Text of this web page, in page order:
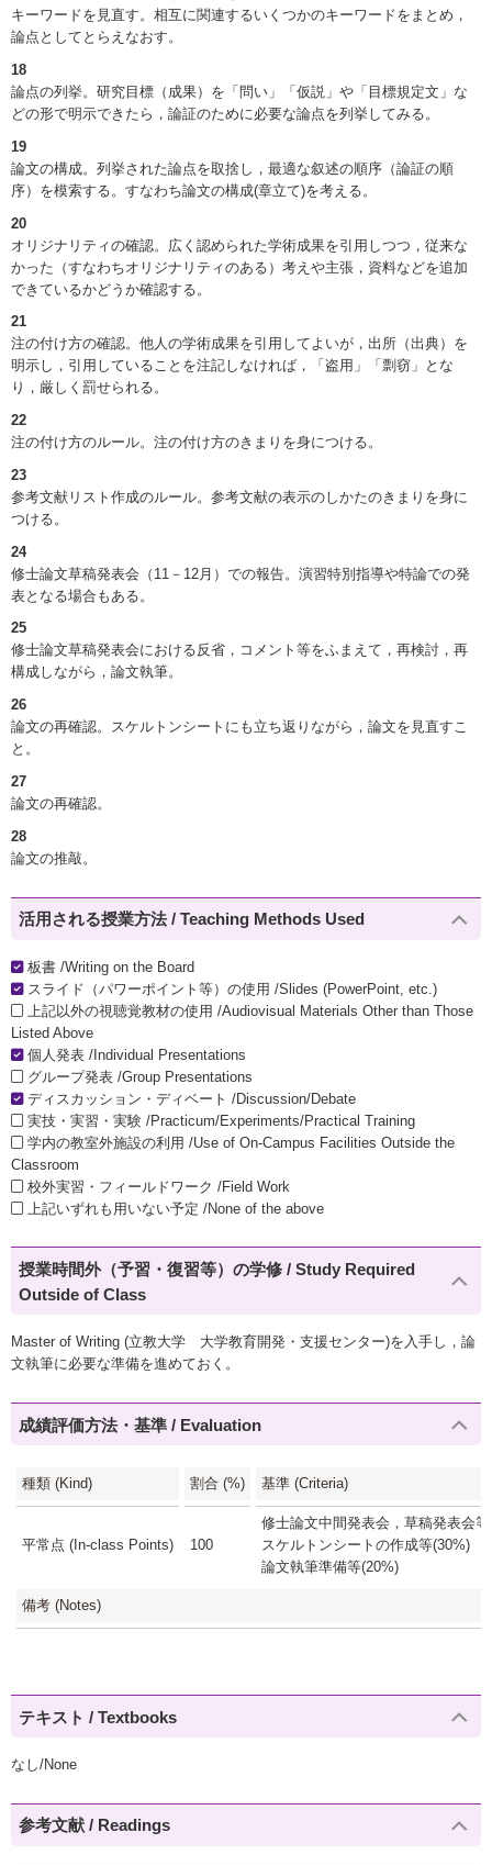
キーワードを見直す。相互に関連するいくつかのキーワードをまとめ，
論点としてとらえなおす。
18
論点の列挙。研究目標（成果）を「問い」「仮説」や「目標規定文」な
どの形で明示できたら，論証のために必要な論点を列挙してみる。
19
論文の構成。列挙された論点を取捨し，最適な叙述の順序（論証の順
序）を模索する。すなわち論文の構成(章立て)を考える。
20
オリジナリティの確認。広く認められた学術成果を引用しつつ，従来な
かった（すなわちオリジナリティのある）考えや主張，資料などを追加
できているかどうか確認する。
21
注の付け方の確認。他人の学術成果を引用してよいが，出所（出典）を
明示し，引用していることを注記しなければ，「盗用」「剽窃」とな
り，厳しく罰せられる。
22
注の付け方のルール。注の付け方のきまりを身につける。
23
参考文献リスト作成のルール。参考文献の表示のしかたのきまりを身に
つける。
24
修士論文草稿発表会（11－12月）での報告。演習特別指導や特論での発
表となる場合もある。
25
修士論文草稿発表会における反省，コメント等をふまえて，再検討，再
構成しながら，論文執筆。
26
論文の再確認。スケルトンシートにも立ち返りながら，論文を見直すこ
と。
27
論文の再確認。
28
論文の推敲。
活用される授業方法 / Teaching Methods Used
板書 /Writing on the Board
スライド（パワーポイント等）の使用 /Slides (PowerPoint, etc.)
上記以外の視聴覚教材の使用 /Audiovisual Materials Other than Those
Listed Above
個人発表 /Individual Presentations
グループ発表 /Group Presentations
ディスカッション・ディベート /Discussion/Debate
実技・実習・実験 /Practicum/Experiments/Practical Training
学内の教室外施設の利用 /Use of On-Campus Facilities Outside the
Classroom
校外実習・フィールドワーク /Field Work
上記いずれも用いない予定 /None of the above
授業時間外（予習・復習等）の学修 / Study Required
Outside of Class
Master of Writing (立教大学 大学教育開発・支援センター)を入手し，論
文執筆に必要な準備を進めておく。
成績評価方法・基準 / Evaluation
種類 (Kind) 割合 (%) 基準 (Criteria)
平常点 (In-class Points) 100
修士論文中間発表会，草稿発表会
スケルトンシートの作成等(30%)
論文執筆準備等(20%)
備考 (Notes)
テキスト / Textbooks
なし/None
参考文献 / Readings